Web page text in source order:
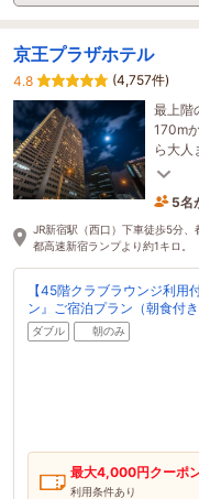
京王プラザホテル
4.8
(4,757件)
最上階
170m
ら大人
ご堪能
5名
た
JR新宿駅（西口）下車徒歩5分
都高速新宿ランプより約1キロ。
【45階クラブラウンジ利用
ン』ご宿泊プラン（朝食付き
ダブル 朝のみ
最大4,000円クーポ
利用条件あり